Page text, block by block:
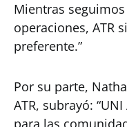
Mientras
operaciones, ATR
preferente.”
Por su parte,
ATR, subrayó:
para las